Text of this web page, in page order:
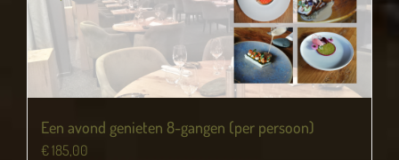
Een avond genieten 8-gangen (per persoon)
€185,00